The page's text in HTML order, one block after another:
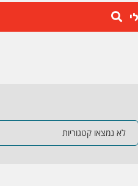
לא נמצאו קטגוריות